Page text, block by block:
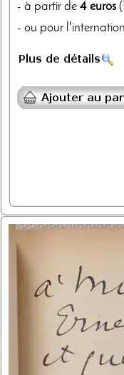
- à partir de 4 euros
- ou pour